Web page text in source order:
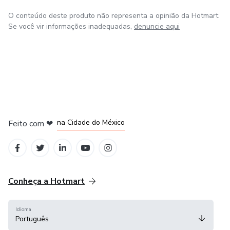
O conteúdo deste produto não representa a opinião da Hotmart.
Se você vir informações inadequadas, denuncie aqui
Feito com ❤ na Cidade do México
Conheça a Hotmart
Idioma
Português